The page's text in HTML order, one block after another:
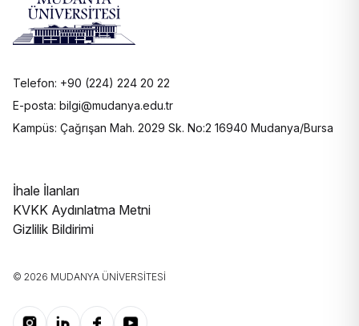
Telefon: +90 (224) 224 20 22
E-posta: bilgi@mudanya.edu.tr
Kampüs: Çağrışan Mah. 2029 Sk. No:2 16940 Mudanya/Bursa
İhale İlanları
KVKK Aydınlatma Metni
Gizlilik Bildirimi
© 2026 MUDANYA ÜNIVERSITESI